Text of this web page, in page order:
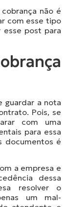
não é
com esse tipo
esse post para
guardar a nota
Pois, se
com uma
para essa
documentos é
a empresa e
dessa
resolver o
um mal-